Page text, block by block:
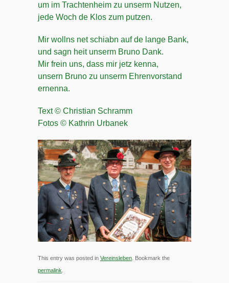
um im Trachtenheim zu unserm Nutzen,
jede Woch de Klos zum putzen.
Mir wollns net schiabn auf de lange Bank,
und sagn heit unserm Bruno Dank.
Mir frein uns, dass mir jetz kenna,
unsern Bruno zu unserm Ehrenvorstand
ernenna.
Text © Christian Schramm
Fotos © Kathrin Urbanek
This entry was posted in Vereinsleben . Bookmark the
permalink